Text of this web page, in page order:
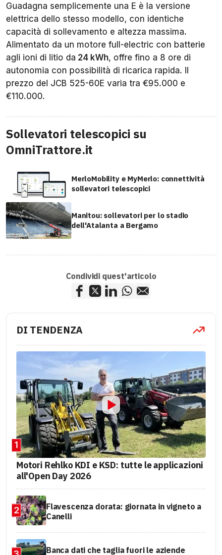
Guadagna semplicemente una E è la versione
elettrica dello stesso modello, con identiche
capacità di sollevamento e altezza massima.
Alimentato da un motore full-electric con batterie
agli ioni di litio da 24 kWh, offre fino a 8 ore di
autonomia con possibilità di ricarica rapida. Il
prezzo del JCB 525-60E varia tra €95.000 e
€110.000.
Sollevatori telescopici su
OmniTrattore.it
MerloMobility e MyMerlo: connettività
sollevatori telescopici
Manitou: sollevatori per lo stadio
dell'Atalanta a Bergamo
Condividi quest'articolo
DI TENDENZA
1
Motori Rehlko KDI e KSD: tutte le applicazioni
all'Open Day 2026
2
Flavescenza dorata: giornata in vigneto a
Canelli
Banca dati che taglia fuori le aziende